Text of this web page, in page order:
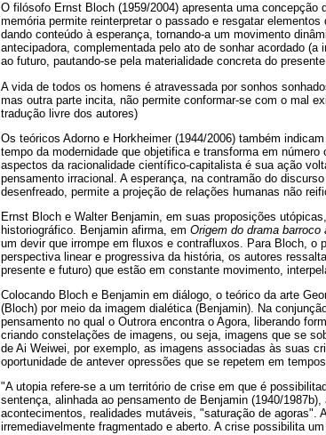
O filósofo Ernst Bloch (1959/2004) apresenta uma
memória permite reinterpretar o passado e resgatar
dando conteúdo à esperança, tornando-a um movimento
antecipadora, complementada pelo ato de sonhar acordado
ao futuro, pautando-se pela materialidade concreta do
A vida de todos os homens é atravessada por sonhos
mas outra parte incita, não permite conformar-se com o mal
tradução livre dos autores)
Os teóricos Adorno e Horkheimer (1944/2006) também
tempo da modernidade que objetifica e transforma em
aspectos da racionalidade científico-capitalista é sua ação
pensamento irracional. A esperança, na contramão do
desenfreado, permite a projeção de relações humanas não
Ernst Bloch e Walter Benjamin, em suas proposições
historiográfico. Benjamin afirma, em Origem do drama barroco
um devir que irrompe em fluxos e contrafluxos. Para Bloch,
perspectiva linear e progressiva da história, os autores
presente e futuro) que estão em constante movimento,
Colocando Bloch e Benjamin em diálogo, o teórico da arte
(Bloch) por meio da imagem dialética (Benjamin). Na
pensamento no qual o Outrora encontra o Agora, liberando
criando constelações de imagens, ou seja, imagens que se
de Ai Weiwei, por exemplo, as imagens associadas às suas
oportunidade de antever opressões que se repetem em
"A utopia refere-se a um território de crise em que é
sentença, alinhada ao pensamento de Benjamin (1940/
acontecimentos, realidades mutáveis, "saturação de
irremediavelmente fragmentado e aberto. A crise possibilita